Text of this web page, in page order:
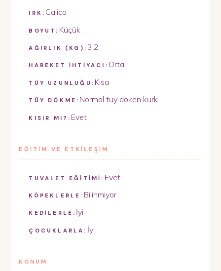
IRK: Calico
BOYUT: Küçük
AĞIRLIK (KG): 3.2
HAREKET İHTİYACI: Orta
TÜY UZUNLUĞU: Kısa
TÜY DÖKME: Normal tüy döken kürk
KISIR MI?: Evet
EĞİTİM VE ETKİLEŞİM
TUVALET EĞİTİMİ: Evet
KÖPEKLERLE: Bilinmiyor
KEDİLERLE: İyi
ÇOCUKLARLA: İyi
KONUM